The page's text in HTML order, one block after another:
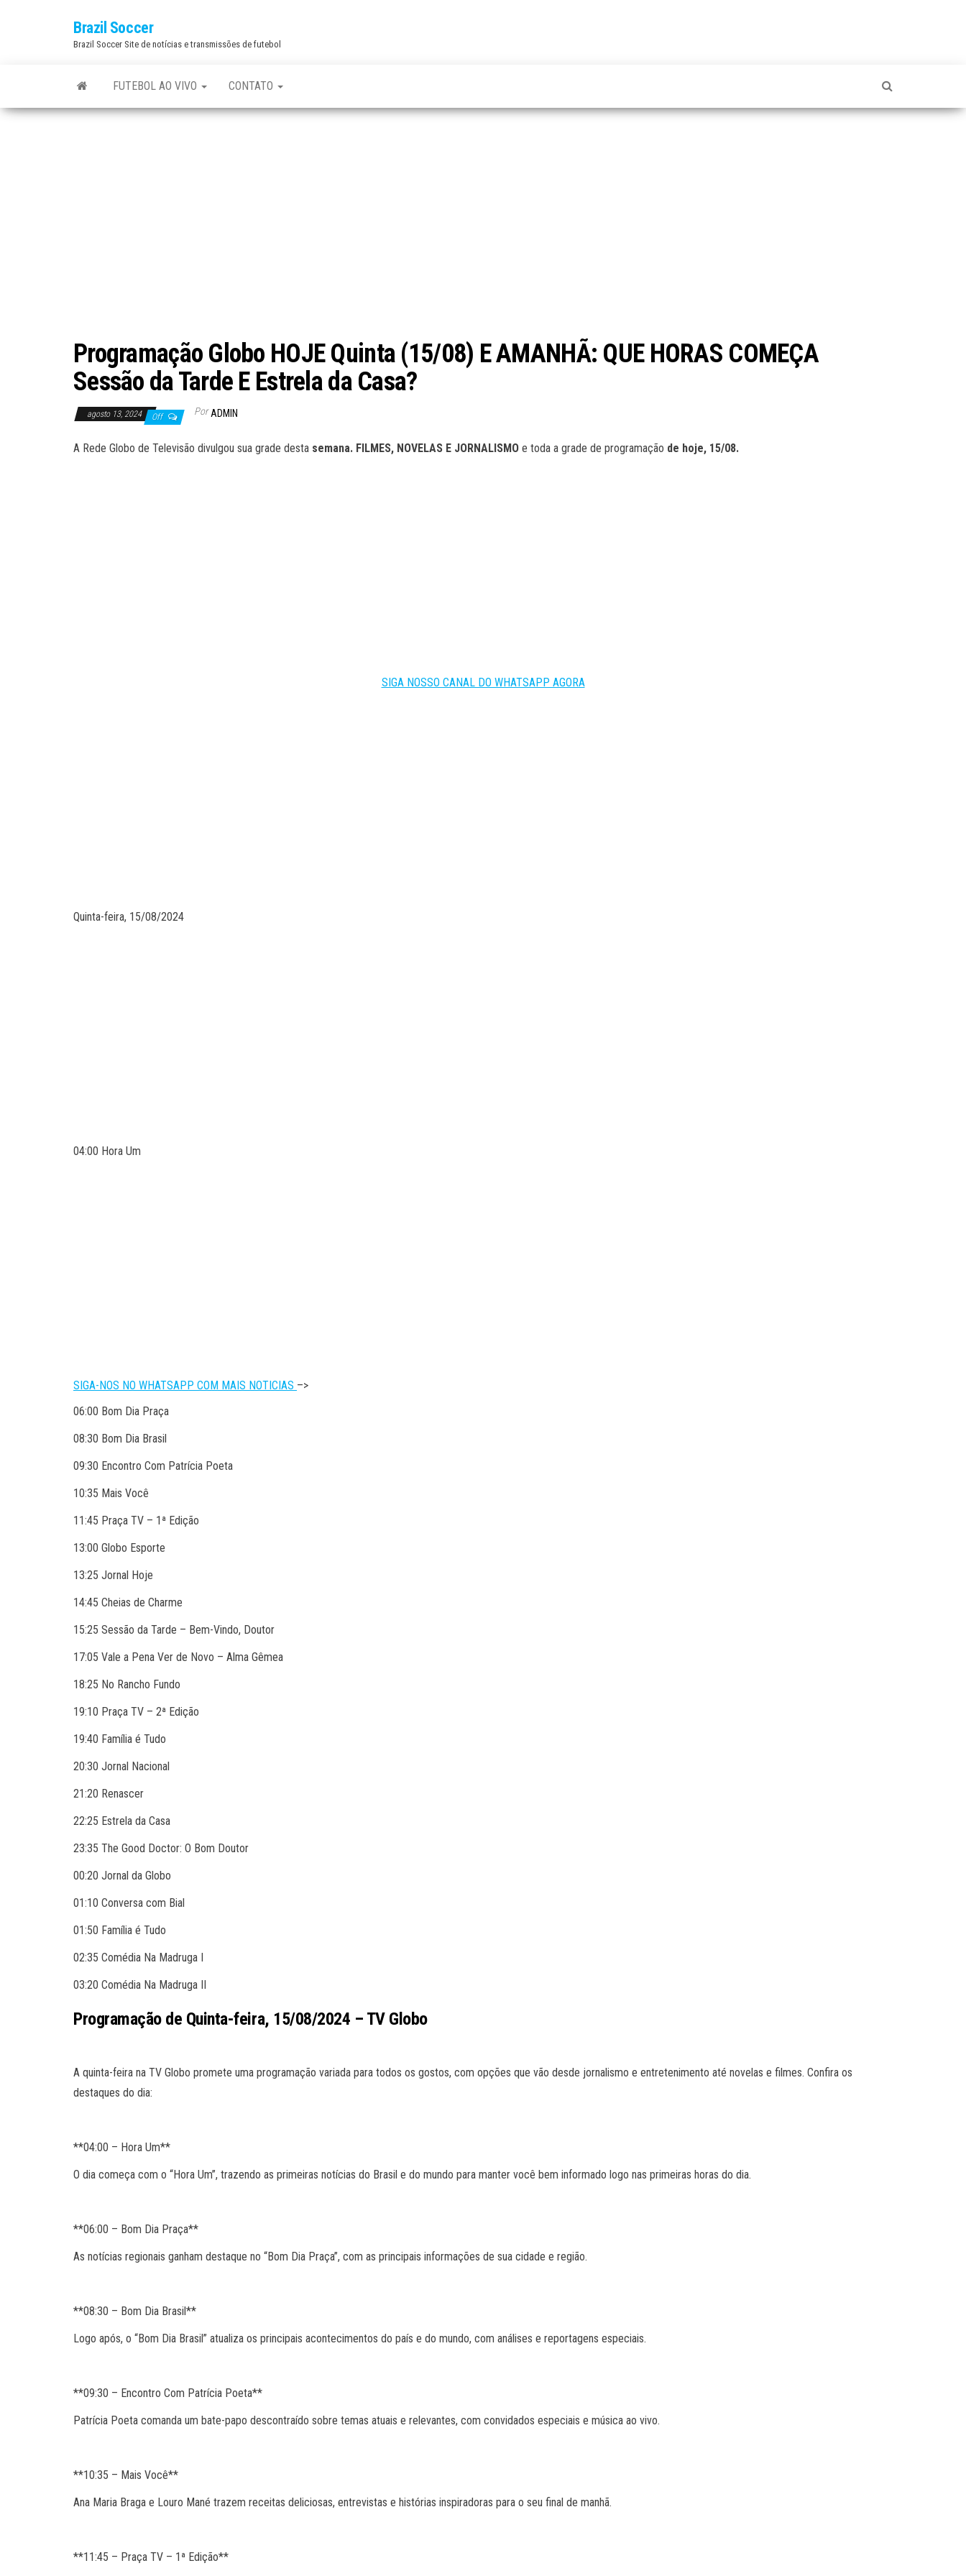
Brazil Soccer
Brazil Soccer Site de notícias e transmissões de futebol
FUTEBOL AO VIVO CONTATO
Programação Globo HOJE Quinta (15/08) E AMANHÃ: QUE HORAS COMEÇA
Sessão da Tarde E Estrela da Casa?
agosto 13, 2024 Off Por ADMIN
A Rede Globo de Televisão divulgou sua grade desta semana. FILMES, NOVELAS E JORNALISMO e toda a grade de programação de hoje, 15/08.
SIGA NOSSO CANAL DO WHATSAPP AGORA
Quinta-feira, 15/08/2024
04:00 Hora Um
SIGA-NOS NO WHATSAPP COM MAIS NOTICIAS –>
06:00 Bom Dia Praça
08:30 Bom Dia Brasil
09:30 Encontro Com Patrícia Poeta
10:35 Mais Você
11:45 Praça TV – 1ª Edição
13:00 Globo Esporte
13:25 Jornal Hoje
14:45 Cheias de Charme
15:25 Sessão da Tarde – Bem-Vindo, Doutor
17:05 Vale a Pena Ver de Novo – Alma Gêmea
18:25 No Rancho Fundo
19:10 Praça TV – 2ª Edição
19:40 Família é Tudo
20:30 Jornal Nacional
21:20 Renascer
22:25 Estrela da Casa
23:35 The Good Doctor: O Bom Doutor
00:20 Jornal da Globo
01:10 Conversa com Bial
01:50 Família é Tudo
02:35 Comédia Na Madruga I
03:20 Comédia Na Madruga II
Programação de Quinta-feira, 15/08/2024 – TV Globo
A quinta-feira na TV Globo promete uma programação variada para todos os gostos, com opções que vão desde jornalismo e entretenimento até novelas e filmes. Confira os
destaques do dia:
**04:00 – Hora Um**
O dia começa com o “Hora Um”, trazendo as primeiras notícias do Brasil e do mundo para manter você bem informado logo nas primeiras horas do dia.
**06:00 – Bom Dia Praça**
As notícias regionais ganham destaque no “Bom Dia Praça”, com as principais informações de sua cidade e região.
**08:30 – Bom Dia Brasil**
Logo após, o “Bom Dia Brasil” atualiza os principais acontecimentos do país e do mundo, com análises e reportagens especiais.
**09:30 – Encontro Com Patrícia Poeta**
Patrícia Poeta comanda um bate-papo descontraído sobre temas atuais e relevantes, com convidados especiais e música ao vivo.
**10:35 – Mais Você**
Ana Maria Braga e Louro Mané trazem receitas deliciosas, entrevistas e histórias inspiradoras para o seu final de manhã.
**11:45 – Praça TV – 1ª Edição**